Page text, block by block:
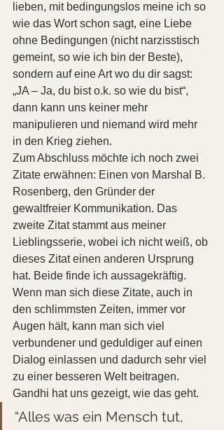
lieben, mit bedingungslos meine ich so
wie das Wort schon sagt, eine Liebe
ohne Bedingungen (nicht narzisstisch
gemeint, so wie ich bin der Beste),
sondern auf eine Art wo du dir sagst:
„JA – Ja, du bist o.k. so wie du bist“,
dann kann uns keiner mehr
manipulieren und niemand wird mehr
in den Krieg ziehen.
Zum Abschluss möchte ich noch zwei
Zitate erwähnen: Einen von Marshal B.
Rosenberg, den Gründer der
gewaltfreier Kommunikation. Das
zweite Zitat stammt aus meiner
Lieblingsserie, wobei ich nicht weiß, ob
dieses Zitat einen anderen Ursprung
hat. Beide finde ich aussagekräftig.
Wenn man sich diese Zitate, auch in
den schlimmsten Zeiten, immer vor
Augen hält, kann man sich viel
verbundener und geduldiger auf einen
Dialog einlassen und dadurch sehr viel
zu einer besseren Welt beitragen.
Gandhi hat uns gezeigt, wie das geht.
“Alles was ein Mensch tut,